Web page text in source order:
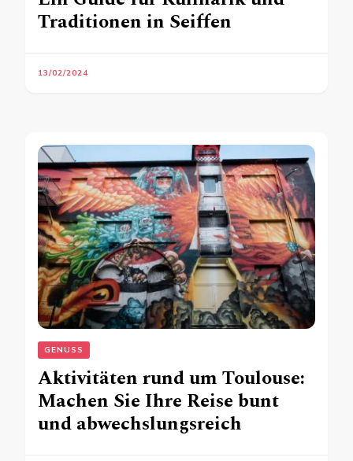
Traditionen in Seiffen
13/02/2024
GENUSS
Aktivitäten rund um Toulouse:
Machen Sie Ihre Reise bunt
und abwechslungsreich